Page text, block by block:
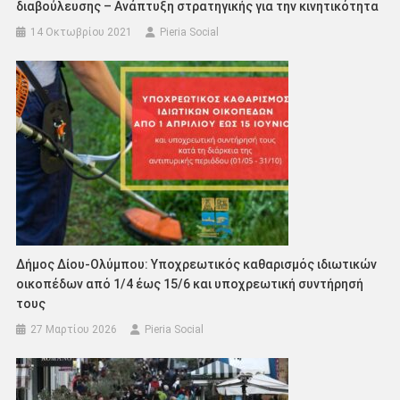
διαβούλευσης – Ανάπτυξη στρατηγικής για την κινητικότητα
14 Οκτωβρίου 2021 Pieria Social
Δήμος Δίου-Ολύμπου: Υποχρεωτικός καθαρισμός ιδιωτικών
οικοπέδων από 1/4 έως 15/6 και υποχρεωτική συντήρησή
τους
27 Μαρτίου 2026 Pieria Social